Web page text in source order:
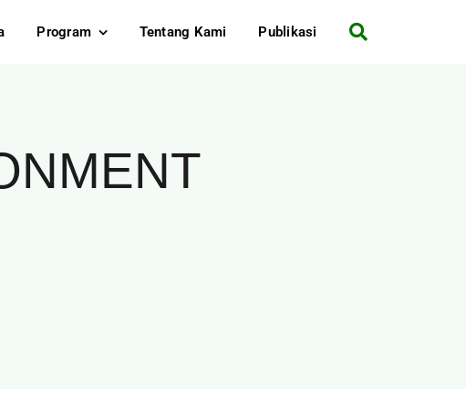
Program Tentang Kami Publikasi